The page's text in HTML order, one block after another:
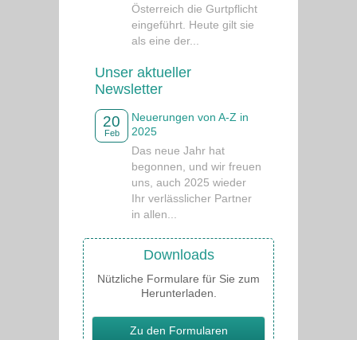
Österreich die Gurtpflicht
eingeführt. Heute gilt sie
als eine der...
Unser aktueller
Newsletter
20
Feb
Neuerungen von A-Z in
2025
Das neue Jahr hat
begonnen, und wir freuen
uns, auch 2025 wieder
Ihr verlässlicher Partner
in allen...
Downloads
Nützliche Formulare für Sie zum
Herunterladen.
Zu den Formularen